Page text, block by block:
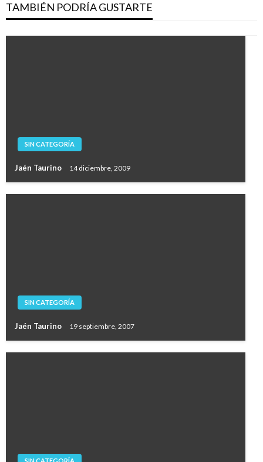
TAMBIÉN PODRÍA GUSTARTE
SIN CATEGORÍA
Jaén Taurino 14 diciembre, 2009
SIN CATEGORÍA
Jaén Taurino 19 septiembre, 2007